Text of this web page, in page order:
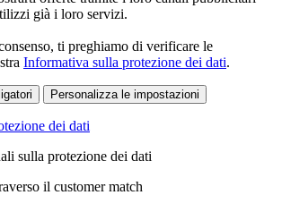
già i loro servizi.
ti preghiamo di verificare le
Informativa sulla protezione dei dati.
Personalizza le impostazioni
dei dati
sulla protezione dei dati
il customer match